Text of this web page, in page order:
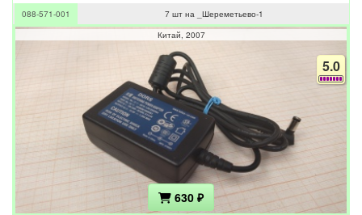
088-571-001
7 шт на _Шереметьево-1
Китай 2007
5.0
630 ₽